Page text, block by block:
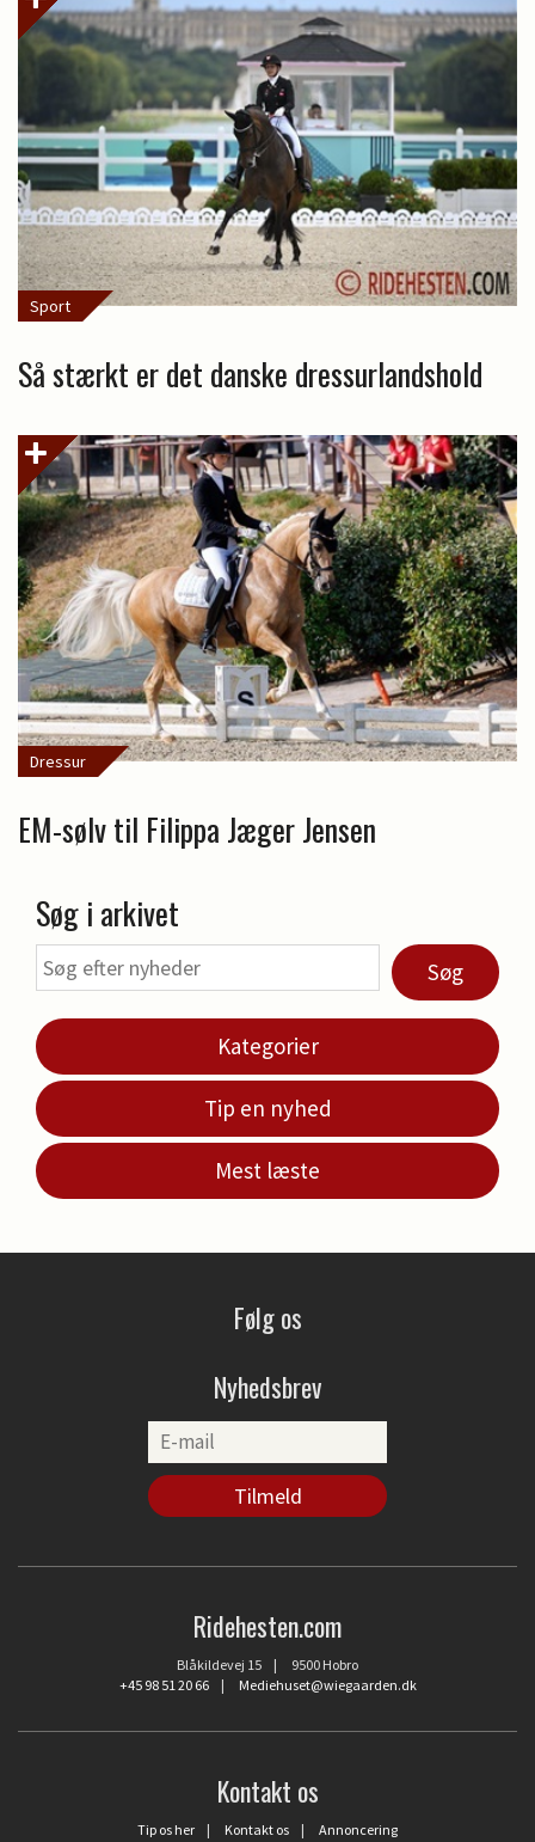
Sport
Så stærkt er det danske dressurlandshold
Dressur
EM-sølv til Filippa Jæger Jensen
Søg i arkivet
Søg
Kategorier
Tip en nyhed
Mest læste
Følg os
Nyhedsbrev
Ridehesten.com
Blåkildevej 15 | 9500 Hobro
+45 98 51 20 66| Mediehuset@wiegaarden.dk
Kontakt os
Tip os her | Kontakt os | Annoncering